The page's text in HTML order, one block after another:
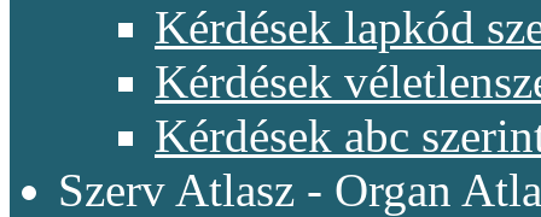
Kérdések lapkód
Kérdések
Kérdések abc
Szerv Atlasz - Organ